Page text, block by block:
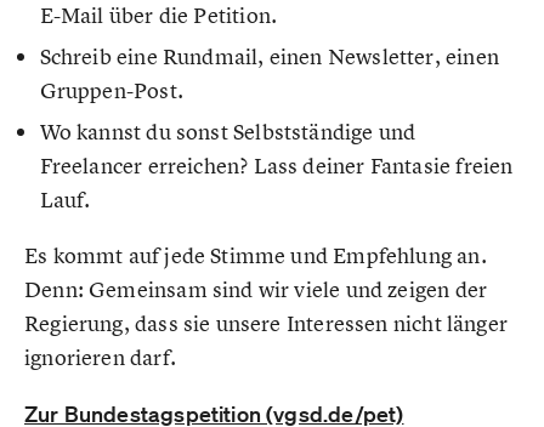
E-Mail über die Petition.
Schreib eine Rundmail, einen Newsletter, einen
Gruppen-Post.
Wo kannst du sonst Selbstständige und
Freelancer erreichen? Lass deiner Fantasie freien
Lauf.
Es kommt auf jede Stimme und Empfehlung an.
Denn: Gemeinsam sind wir viele und zeigen der
Regierung, dass sie unsere Interessen nicht länger
ignorieren darf.
Zur Bundestagspetition (vgsd.de/pet)